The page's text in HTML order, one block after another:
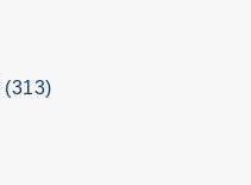
(313)